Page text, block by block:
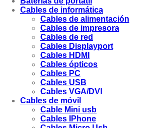
Cables de informática
Cables de alimentación
Cables de impresora
Cables de red
Cables Displayport
Cables HDMI
Cables ópticos
Cables PC
Cables USB
Cables VGA/DVI
Cables de móvil
Cable Mini usb
Cables IPhone